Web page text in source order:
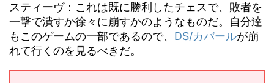
スティーヴ：これは既に勝利したチェスで、敗者を
一撃で潰すか徐々に崩すかのようなものだ。自分達
もこのゲームの一部であるので、 DS/カバールが崩
れて行くのを見るべきだ。